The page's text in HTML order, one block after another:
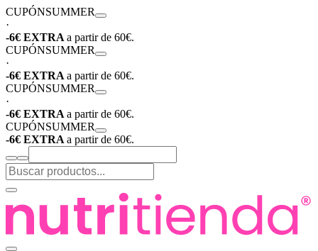
CUPÓNSUMMER
·
-6€ EXTRA a partir de 60€.
CUPÓNSUMMER
·
-6€ EXTRA a partir de 60€.
CUPÓNSUMMER
·
-6€ EXTRA a partir de 60€.
CUPÓNSUMMER
-6€ EXTRA a partir de 60€.